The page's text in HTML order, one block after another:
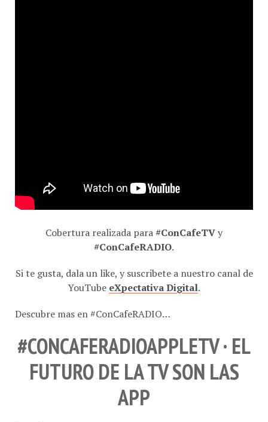
Cobertura realizada para#ConCafeTVy
#ConCafeRADIO.
Si te gusta, dala un like, y suscribete a nuestro canal de
YouTube eXpectativa Digital.
Descubre mas en #ConCafeRADIO…
#CONCAFERADIOAPPLETV · EL
FUTURO DE LA TV SON LAS
APP